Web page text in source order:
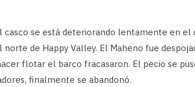
casco se está deteriorando lentamente en el
de Happy Valley. El Maheno fue
flotar el barco fracasaron. El pecio se
finalmente se abandonó.